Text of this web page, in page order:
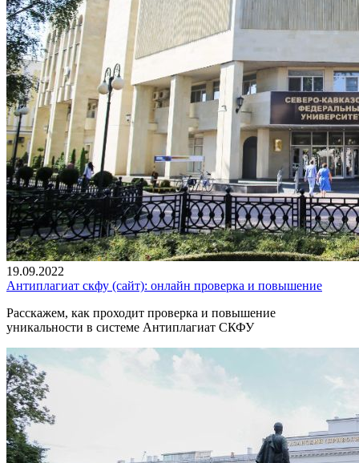
19.09.2022
Антиплагиат скфу (сайт): онлайн проверка и повышение
Расскажем, как проходит проверка и повышение
уникальности в системе Антиплагиат СКФУ